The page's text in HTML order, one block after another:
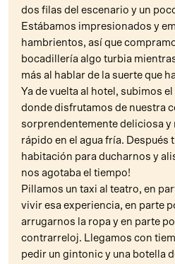
dos filas del escenario y un
Estábamos impresionados y
hambrientos, así que
bocadillería algo turbia
más al hablar de la suerte que
Ya de vuelta al hotel, subimos
donde disfrutamos de nuestra
sorprendentemente deliciosa y
rápido en el agua fría. Después
habitación para ducharnos y
nos agotaba el tiempo!
Pillamos un taxi al teatro, en
vivir esa experiencia, en parte
arrugarnos la ropa y en parte
contrarreloj. Llegamos con
pedir un gintonic y una botella